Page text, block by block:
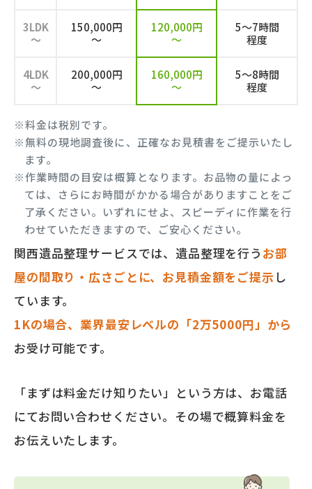
関西遺品整理サービスでは、遺品整理を行う お部
屋の間取り・広さごとに、お見積金額をご提示 し
ています。
1Kの場合、業界最安レベルの「2万5000円」から
お受け可能です。
「まずは料金だけ知りたい」という方は、お電話
にてお問い合わせください。その場で概算料金を
お伝えいたします。
3LDK
～
150,000円
～
120,000円
～
5～7時間
程度
4LDK
～
200,000円
～
160,000円
～
5～8時間
程度
※料金は税別です。
※無料の現地調査後に、正確なお見積書をご提示いたし
ます。
※作業時間の目安は概算となります。お品物の量によっ
ては、さらにお時間がかかる場合がありますことをご
了承ください。いずれにせよ、スピーディに作業を行
わせていただきますので、ご安心ください。